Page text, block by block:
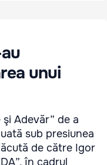
unui
Adevăr” de a
sub presiunea
de către Igor
în cadrul